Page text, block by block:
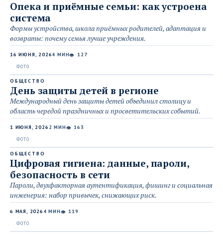
Опека и приёмные семьи: как устроена
система
Формы устройства, школа приёмных родителей, адаптация и
возвраты: почему семья лучше учреждения.
16 ИЮНЯ, 20264 МИН👁 127
ОБЩЕСТВО
День защиты детей в регионе
Международный день защиты детей объединил столицу и
область чередой праздничных и просветительских событий.
1 ИЮНЯ, 2026 2 МИН👁 163
ОБЩЕСТВО
Цифровая гигиена: данные, пароли,
безопасность в сети
Пароли, двухфакторная аутентификация, фишинг и социальная
инженерия: набор привычек, снижающих риск.
6 МАЯ, 2026 4 МИН👁 119